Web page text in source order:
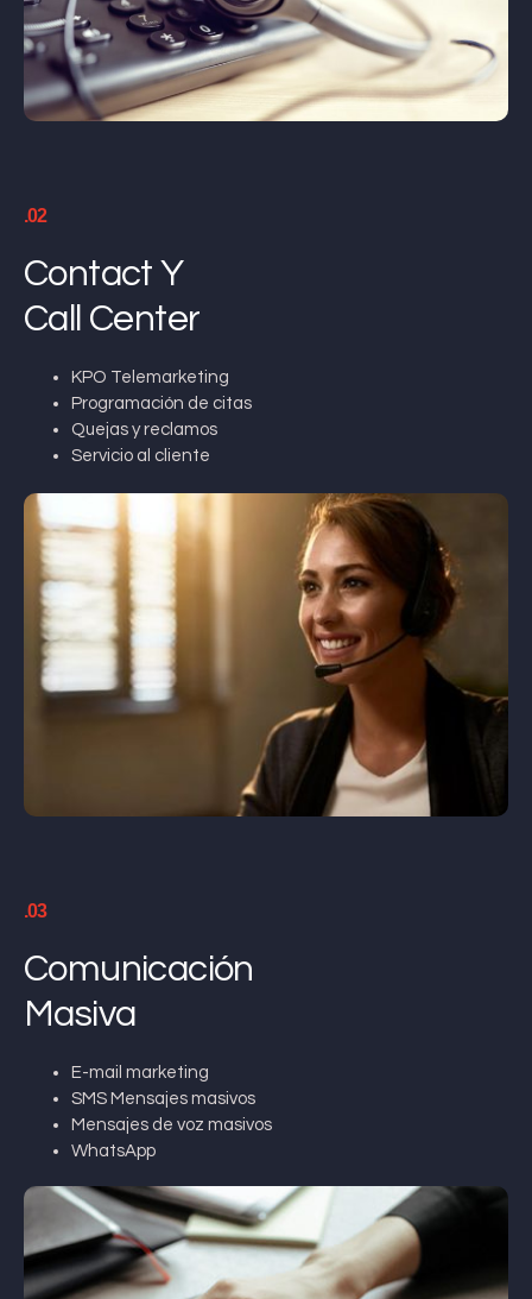
.02
Contact Y
Call Center
KPO Telemarketing
Programación de citas
Quejas y reclamos
Servicio al cliente
.03
Comunicación
Masiva
E-mail marketing
SMS Mensajes masivos
Mensajes de voz masivos
WhatsApp